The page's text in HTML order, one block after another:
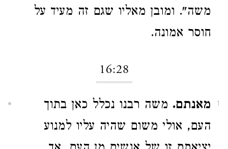
משה". ומובן מאליו שגם זה מעיד על
חוסר אמונה.
16:28
1 מאנתם. משה רבנו נכלל כאן בתוך
העם, אולי משום שהיה עליו למנוע